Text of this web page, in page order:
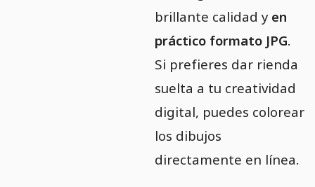
brillante calidad y en
práctico formato JPG.
Si prefieres dar rienda
suelta a tu creatividad
digital, puedes colorear
los dibujos
directamente en línea.